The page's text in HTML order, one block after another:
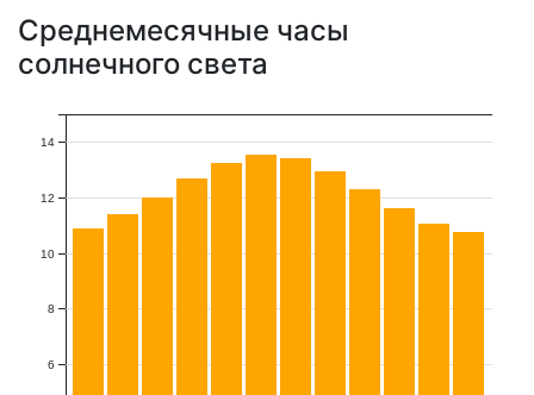
Среднемесячные часы
солнечного света
6
8
10
12
14